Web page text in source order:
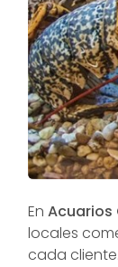
EnAcuarios
locales
cada cliente.